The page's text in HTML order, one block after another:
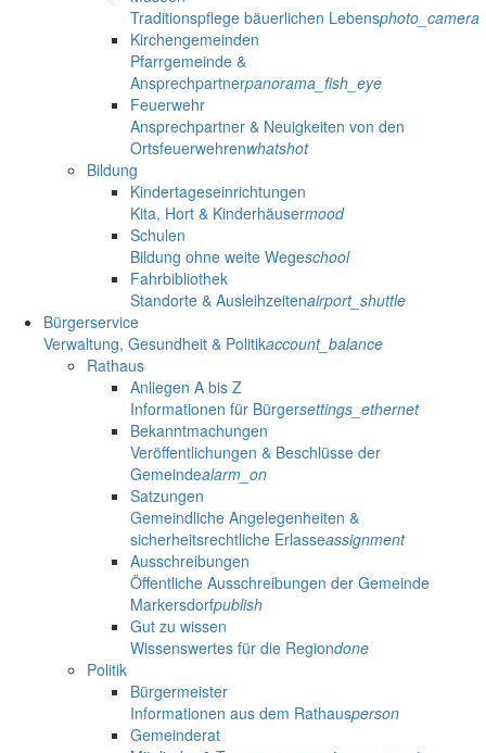
Traditionspflege bäuerlichen Lebensphoto_camera
Kirchengemeinden
Pfarrgemeinde &
Ansprechpartnerpanorama_fish_eye
Feuerwehr
Ansprechpartner & Neuigkeiten von den
Ortsfeuerwehrenwhatshot
Bildung
Kindertageseinrichtungen
Kita, Hort & Kinderhäusermood
Schulen
Bildung ohne weite Wegeschool
Fahrbibliothek
Standorte & Ausleihzeitenairport_shuttle
Bürgerservice
Verwaltung, Gesundheit & Politikaccount_balance
Rathaus
Anliegen A bis Z
Informationen für Bürgersettings_ethernet
Bekanntmachungen
Veröffentlichungen & Beschlüsse der
Gemeindealarm_on
Satzungen
Gemeindliche Angelegenheiten &
sicherheitsrechtliche Erlasseassignment
Ausschreibungen
Öffentliche Ausschreibungen der Gemeinde
Markersdorfpublish
Gut zu wissen
Wissenswertes für die Regiondone
Politik
Bürgermeister
Informationen aus dem Rathausperson
Gemeinderat